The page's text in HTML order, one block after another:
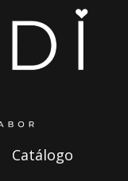
Catálogo